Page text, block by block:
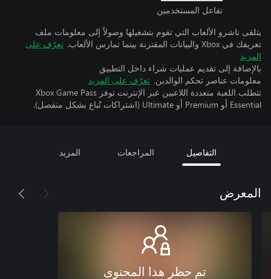
تفاعل المستخدمين
يتلقى ناشرو الألعاب التي تقوم بتشغيلها وصولاً إلى معلومات ملف
تعريفك في Xbox والبيانات المقترنة بينما تمارس الألعاب.
تعرّف على
المزيد
بالإضافة إلى تقديم عمليات شراء داخل التطبيق
معلومات عناصر تحكم الوالدين. تعرّف على المزيد
تتطلب اللعبة متعددة اللاعبين عبر الإنترنت توفر Xbox Game Pass
Essential أو Premium أو Ultimate (اشتراكات تُباع بشكل منفصل).
التفاصيل المراجعات المزيد
المعرض
تم حظر هذا المحتوى